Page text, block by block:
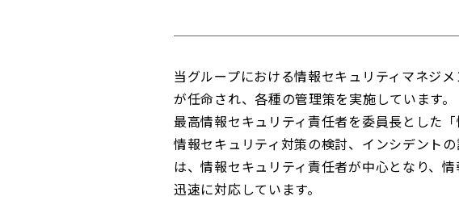
当グループにおける情報セキュリティマネジ
が任命され、各種の管理策を実施しています。
最高情報セキュリティ責任者を委員長とした
情報セキュリティ対策の検討、インシデント
は、情報セキュリティ責任者が中心となり、
迅速に対応しています。